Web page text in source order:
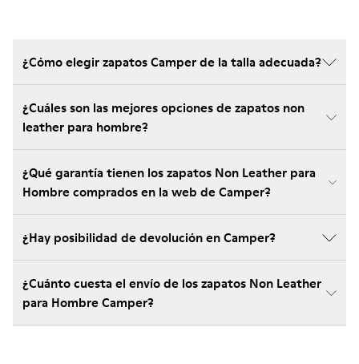
¿Cómo elegir zapatos Camper de la talla adecuada?
¿Cuáles son las mejores opciones de zapatos non
leather para hombre?
¿Qué garantía tienen los zapatos Non Leather para
Hombre comprados en la web de Camper?
¿Hay posibilidad de devolución en Camper?
¿Cuánto cuesta el envío de los zapatos Non Leather
para Hombre Camper?